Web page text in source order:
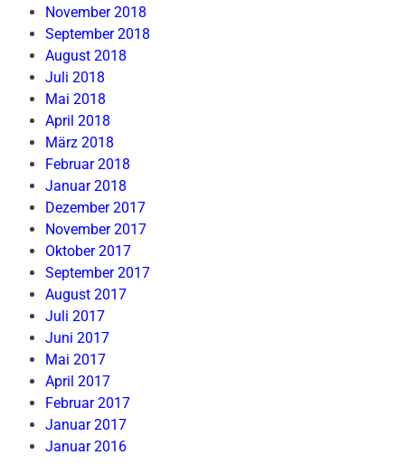
November 2018
September 2018
August 2018
Juli 2018
Mai 2018
April 2018
März 2018
Februar 2018
Januar 2018
Dezember 2017
November 2017
Oktober 2017
September 2017
August 2017
Juli 2017
Juni 2017
Mai 2017
April 2017
Februar 2017
Januar 2017
Januar 2016